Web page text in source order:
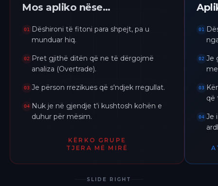
Mos apliko nëse…
01
Dëshironi të fitoni para shpejt, pa u
munduar hiq.
02
Pret gjithë ditën që ne të dërgojmë
analiza (Overtrade).
03 Je përson rrezikues që s'ndjek rregullat.
04 Nuk je në gjendje t'i kushtosh kohën e
duhur për mësim.
KËRKO GRUPE
TJERA MË MIRË
01
02 Je
03
që
04 Je
SLIDE RIGHT